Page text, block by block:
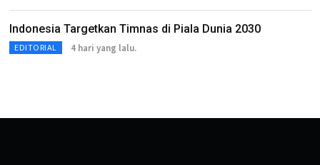
Indonesia Targetkan Timnas di Piala Dunia 2030
EDITORIAL 4 hari yang lalu.